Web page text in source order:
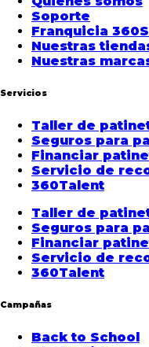
Soporte
Franquicia
Nuestras
Nuestras
Servicios
Taller de
Seguros para
Financiar
Servicio de
360Talent
Taller de
Seguros para
Financiar
Servicio de
360Talent
Campañas
Back to School